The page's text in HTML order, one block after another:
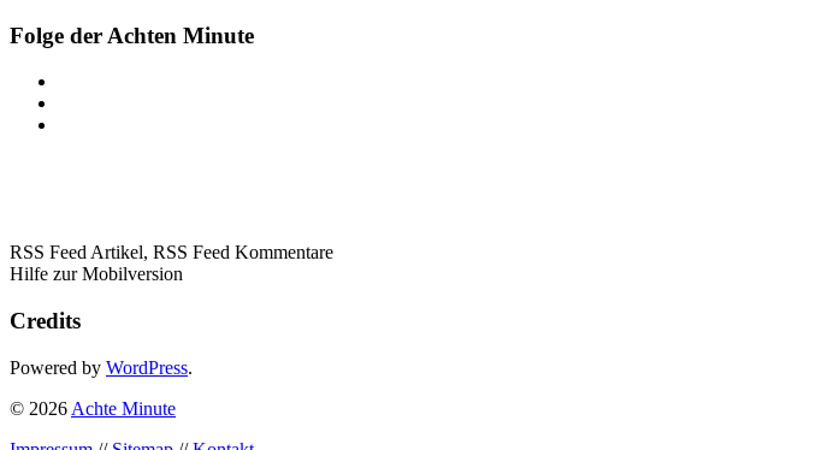
Folge der Achten Minute
RSS Feed Artikel, RSS Feed Kommentare
Hilfe zur Mobilversion
Credits
Powered by WordPress.
© 2026 Achte Minute